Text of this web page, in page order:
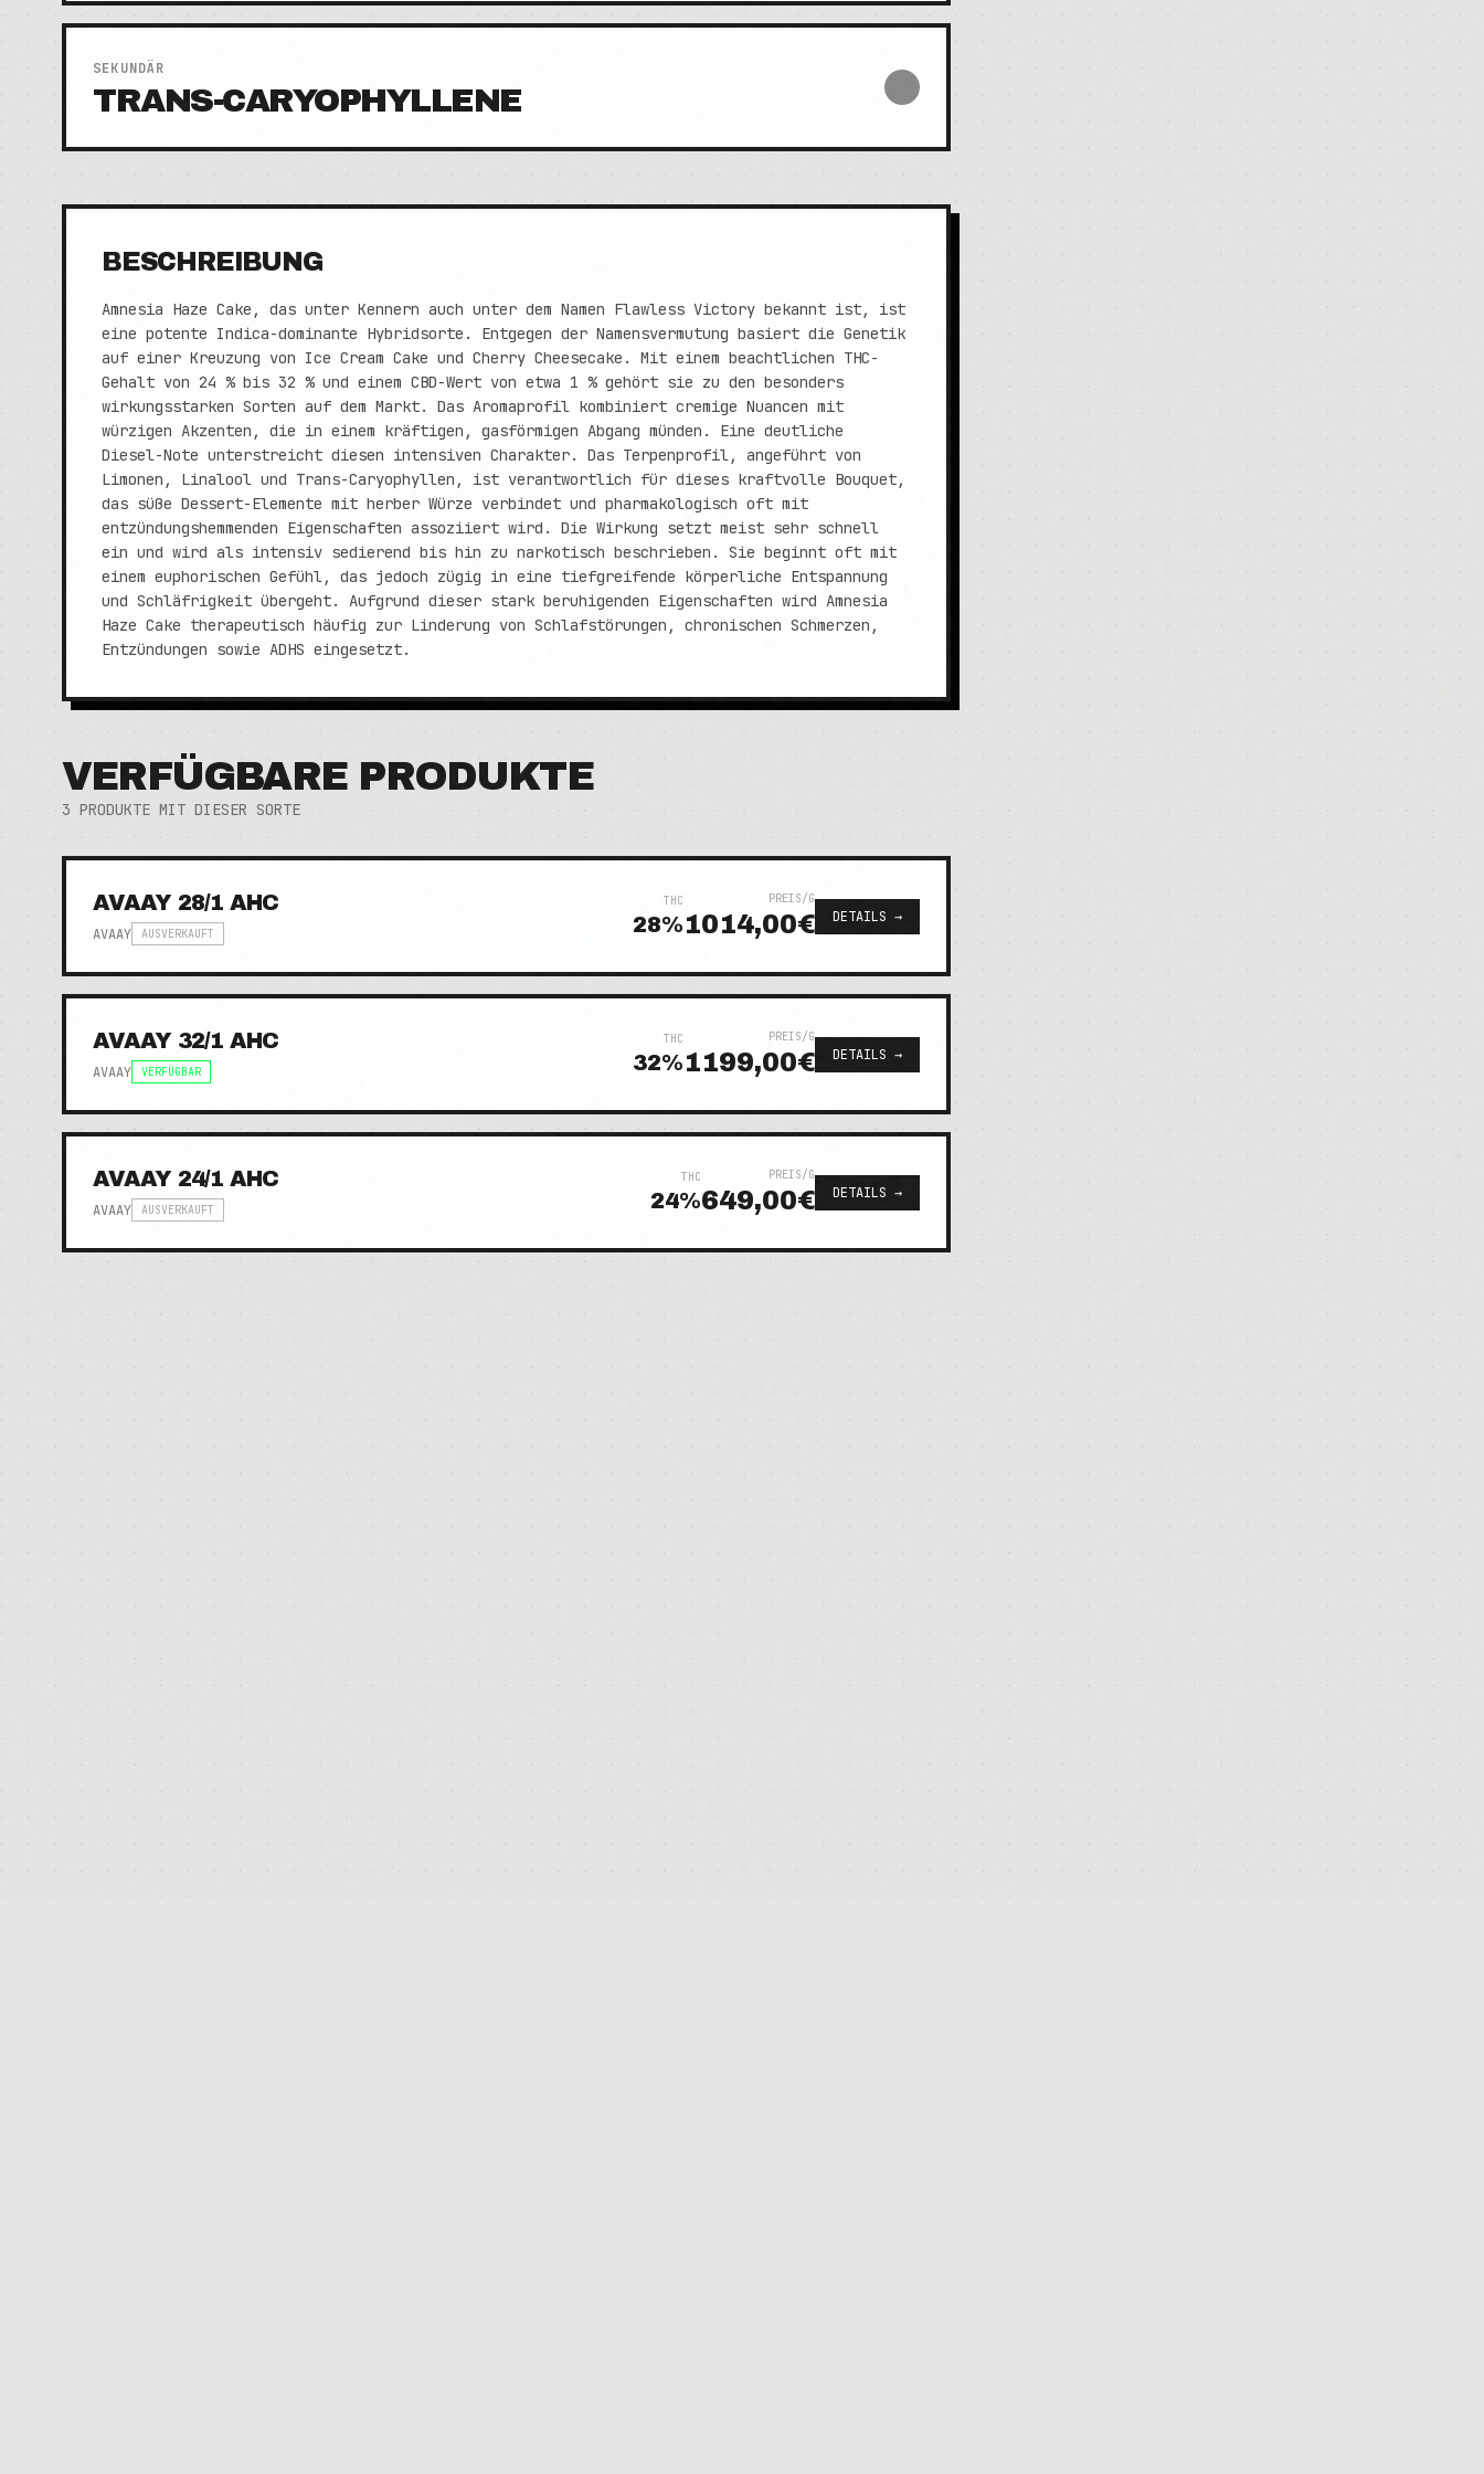
SEKUNDÄR
TRANS-CARYOPHYLLENE
BESCHREIBUNG
Amnesia Haze Cake, das unter Kennern auch unter dem Namen Flawless Victory bekannt ist, ist
eine potente Indica-dominante Hybridsorte. Entgegen der Namensvermutung basiert die Genetik
auf einer Kreuzung von Ice Cream Cake und Cherry Cheesecake. Mit einem beachtlichen THC-
Gehalt von 24 % bis 32 % und einem CBD-Wert von etwa 1 % gehört sie zu den besonders
wirkungsstarken Sorten auf dem Markt. Das Aromaprofil kombiniert cremige Nuancen mit
würzigen Akzenten, die in einem kräftigen, gasförmigen Abgang münden. Eine deutliche
Diesel-Note unterstreicht diesen intensiven Charakter. Das Terpenprofil, angeführt von
Limonen, Linalool und Trans-Caryophyllen, ist verantwortlich für dieses kraftvolle Bouquet,
das süße Dessert-Elemente mit herber Würze verbindet und pharmakologisch oft mit
entzündungshemmenden Eigenschaften assoziiert wird. Die Wirkung setzt meist sehr schnell
ein und wird als intensiv sedierend bis hin zu narkotisch beschrieben. Sie beginnt oft mit
einem euphorischen Gefühl, das jedoch zügig in eine tiefgreifende körperliche Entspannung
und Schläfrigkeit übergeht. Aufgrund dieser stark beruhigenden Eigenschaften wird Amnesia
Haze Cake therapeutisch häufig zur Linderung von Schlafstörungen, chronischen Schmerzen,
Entzündungen sowie ADHS eingesetzt.
VERFÜGBARE PRODUKTE
3 PRODUKTE MIT DIESER SORTE
AVAAY 28/1 AHC
AVAAY AUSVERKAUFT
THC
28%
PREIS/G
1014,00€ DETAILS →
AVAAY 32/1 AHC
AVAAY VERFÜGBAR
THC
32%
PREIS/G
1199,00€ DETAILS →
AVAAY 24/1 AHC
AVAAY AUSVERKAUFT
THC
24%
PREIS/G
649,00€ DETAILS →